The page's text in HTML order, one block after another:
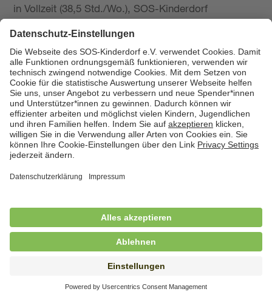
in Vollzeit (38,5 Std./Wo.), SOS-Kinderdorf
Hauswirtschaftskraft (m/w/d)
in Teilzeit (mind. 20 - max. 30 Std./.Wo.), SOS-
Kinderdorf Essen, Essen
Hauswirtschaftskraft (m/w/d)
Kinderdorf Dortmund, Hagen
Hauswirtschaftskraft (m/w/d) für
in unbefristeter Anstellung, Teilzeit (19,25 Std./Wo.),